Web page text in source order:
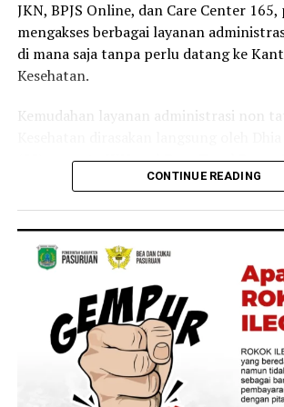
Selain sebagai tenaga kesehatan, Linda
langsung manfaat Program JKN dalam
keluarganya.
ringan, seperti batuk dan pilek.
“Keluarga saya juga merasakan
Program JKN. Saat mengalami keluhan
batuk atau pilek, kami dapat segera
dan memperoleh pelayanan kesehatan
Kehadiran Program JKN membuat kami
tenang karena tidak perlu khawatir
membutuhkan pengobatan,” tuturnya.
Pengalamannya melayani pasien
manfaat JKN sebagai peserta
JKN, BPJS Online, dan Care Center
mengakses berbagai layanan
di mana saja tanpa perlu datang ke
Kesehatan.
Kemudahan layanan administrasi non
(22), peserta JKN asal Desa Tegal Besar,
Kaliwates, Kabupaten Jember.
membantunya mengurus kebutuhan
kepesertaan secara praktis tanpa harus
Kantor BPJS Kesehatan.
“Saya baru tahu kalau banyak layanan
ternyata bisa diakses lewat Aplikasi
dijelaskan oleh petugas BPJS Keliling.
sering menggunakan aplikasi karena
CONTINUE READING